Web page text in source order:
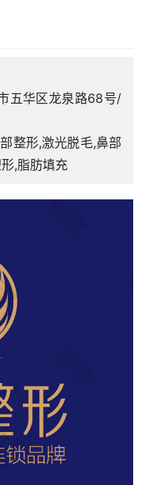
五华区龙泉路68号/
整形,激光脱毛,鼻部
,脂肪填充